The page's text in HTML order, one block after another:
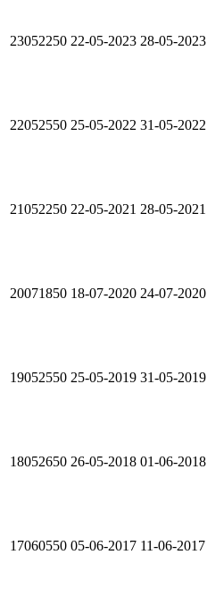
23052250 22-05-2023 28-05-2023
22052550 25-05-2022 31-05-2022
21052250 22-05-2021 28-05-2021
20071850 18-07-2020 24-07-2020
19052550 25-05-2019 31-05-2019
18052650 26-05-2018 01-06-2018
17060550 05-06-2017 11-06-2017